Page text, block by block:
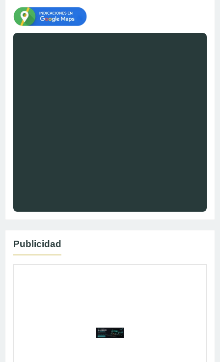
Publicidad
Publicidad